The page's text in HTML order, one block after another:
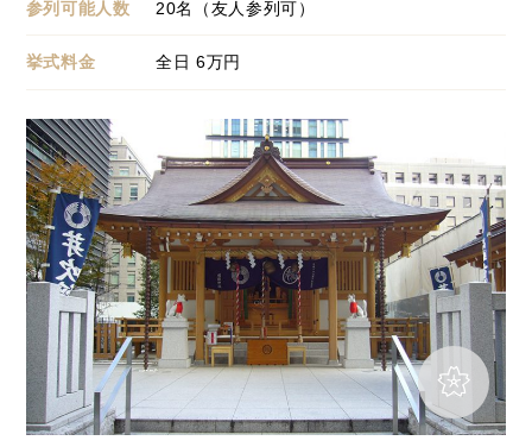
参列可能人数 20名（友人参列可）
挙式料金 全日 6万円